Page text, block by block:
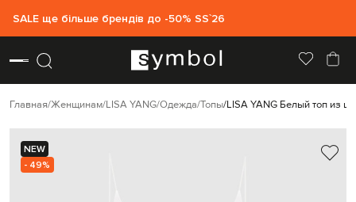
SALE ще більше брендів до -50% SS`26
Главная Женщинам LISA YANG Одежда Топы LISA YANG Белый топ из
NEW
- 49%